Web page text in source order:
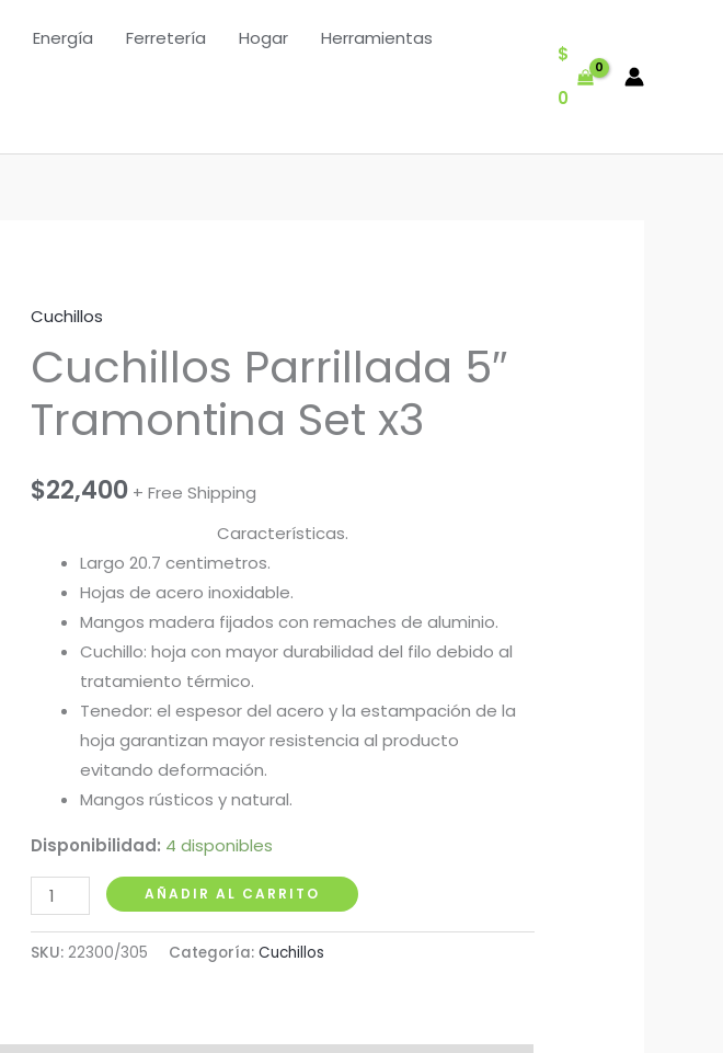
Energía Ferretería Hogar Herramientas
$
0
Cuchillos
Cuchillos Parrillada 5″
Tramontina Set x3
$22,400 + Free Shipping
Características.
Largo 20.7 centimetros.
Hojas de acero inoxidable.
Mangos madera fijados con remaches de aluminio.
Cuchillo: hoja con mayor durabilidad del filo debido al
tratamiento térmico.
Tenedor: el espesor del acero y la estampación de la
hoja garantizan mayor resistencia al producto
evitando deformación.
Mangos rústicos y natural.
Disponibilidad: 4 disponibles
Cuchillos
Parrillada
5"
AÑADIR AL CARRITO
SKU: 22300/305 Categoría: Cuchillos